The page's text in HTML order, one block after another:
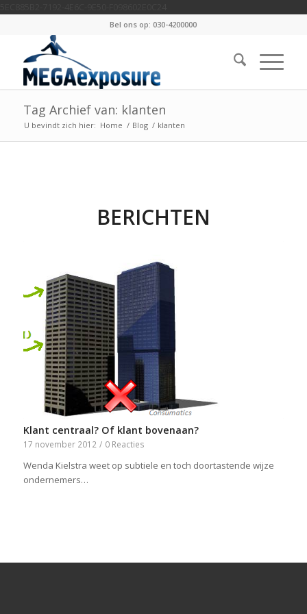
Bel ons op: 030-4200000
Tag Archief van: klanten
U bevindt zich hier: Home / Blog / klanten
BERICHTEN
Klant centraal? Of klant bovenaan?
17 november 2012 / 0 Reacties
Wenda Kielstra weet op subtiele en toch doortastende wijze
ondernemers…